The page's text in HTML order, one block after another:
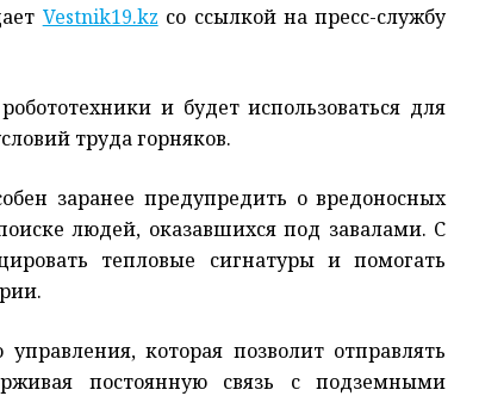
Vestnik19.kz со ссылкой на пресс-службу
и будет использоваться для
труда горняков.
заранее предупредить о вредоносных
людей, оказавшихся под завалами. С
тепловые сигнатуры и помогать
которая позволит отправлять
постоянную связь с подземными